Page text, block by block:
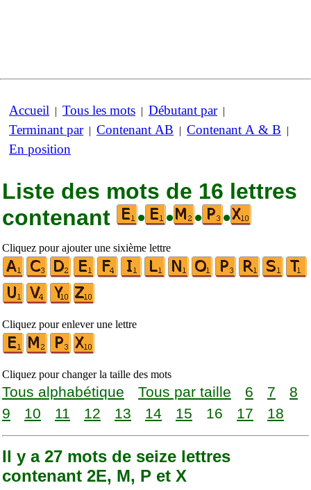
Accueil | Tous les mots | Débutant par|
Terminant par| Contenant AB | Contenant A & B |
En position
Liste des mots de 16 lettres
contenant
• • • •
Cliquez pour ajouter une sixième lettre
Cliquez pour enlever une lettre
Cliquez pour changer la taille des mots
Tous alphabétique Tous par taille 6 7
8
9
10 11 12 13 14 15 16 17 18
Il y a 27 mots de seize lettres
contenant 2E, M, P et X